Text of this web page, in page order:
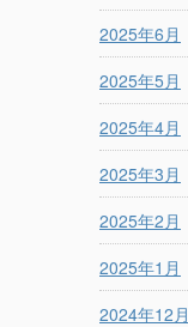
2025年6月
2025年5月
2025年4月
2025年3月
2025年2月
2025年1月
2024年12月